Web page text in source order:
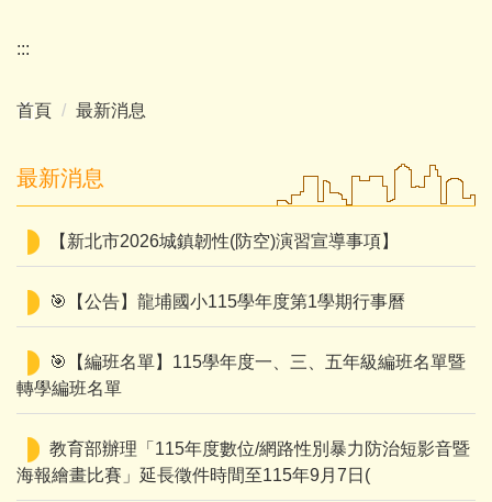
:::
首頁 最新消息
最新消息
【新北市2026城鎮韌性(防空)演習宣導事項】
🎯【公告】龍埔國小115學年度第1學期行事曆
🎯【編班名單】115學年度一、三、五年級編班名單暨
轉學編班名單
教育部辦理「115年度數位/網路性別暴力防治短影音暨
海報繪畫比賽」延長徵件時間至115年9月7日(